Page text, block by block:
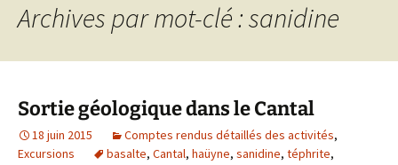
Archives par mot-clé : sanidine
Sortie géologique dans le Cantal
18 juin 2015 Comptes rendus détaillés des activités,
Excursions
basalte, Cantal, haüyne, sanidine, téphrite,